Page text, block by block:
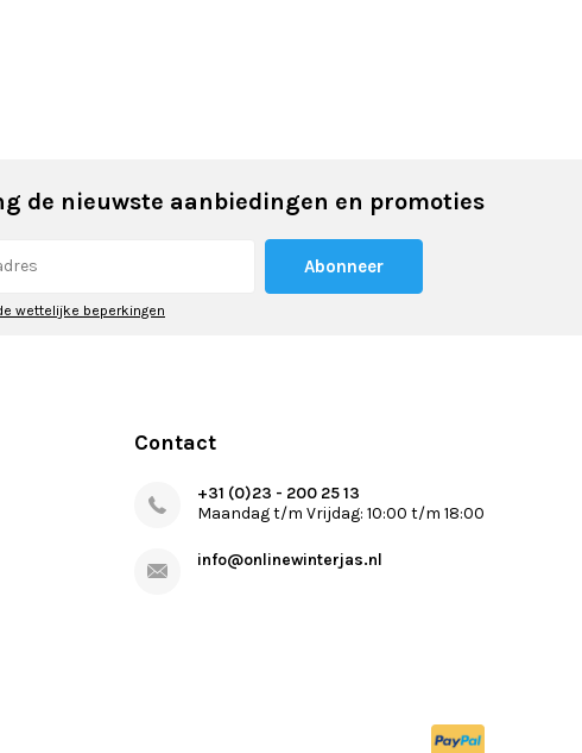
de nieuwste aanbiedingen en promoties
Abonneer
wettelijke beperkingen
Contact
+31 (0)23 - 200 25 13
Maandag t/m Vrijdag: 10:00 t/m 18:00
info@onlinewinterjas.nl